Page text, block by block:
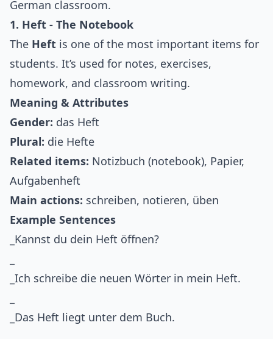
German classroom.
1. Heft - The Notebook
The Heft is one of the most important items for
students. It’s used for notes, exercises,
homework, and classroom writing.
Meaning & Attributes
Gender: das Heft
Plural: die Hefte
Related items: Notizbuch (notebook), Papier,
Aufgabenheft
Main actions: schreiben, notieren, üben
Example Sentences
_Kannst du dein Heft öffnen?
_Ich schreibe die neuen Wörter in mein Heft.
_Das Heft liegt unter dem Buch.